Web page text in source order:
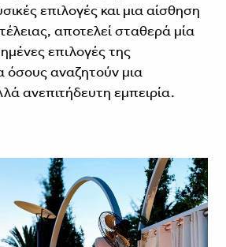
επιλογές και μια αίσθηση
αποτελεί σταθερά μία
επιλογές της
όσους αναζητούν μια
ανεπιτήδευτη εμπειρία.